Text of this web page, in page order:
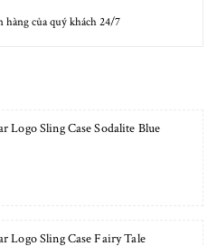
hàng của quý khách 24/7
Logo Sling Case Sodalite Blue
Logo Sling Case Fairy Tale